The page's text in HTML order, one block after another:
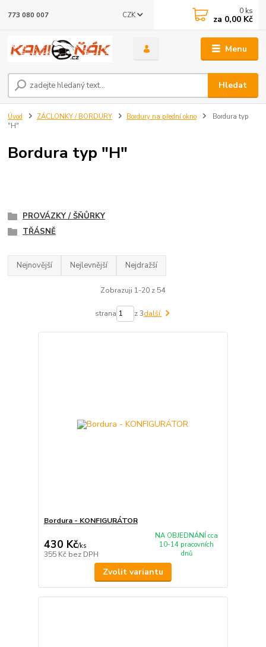
Menu
CZK
Hledat
773 080 007 0 ks
za 0,00 Kč
Úvod ZÁCLONKY / BORDURY Bordury na přední okno
Bordura typ
"H"
Bordura typ "H"
PROVÁZKY / ŠŇŮRKY
TŘÁSNĚ
Nejnovější Nejlevnější Nejdražší
Zobrazuji 1-20 z 54
strana z 3další
Bordura - KONFIGURÁTOR
430 Kč/ks
355 Kč bez DPH
NA OBJEDNÁNÍ cca
10-14 pracovních
dnů
Zvolit variantu